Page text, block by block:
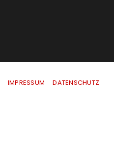
IMPRESSUM |DATENSCHUTZ